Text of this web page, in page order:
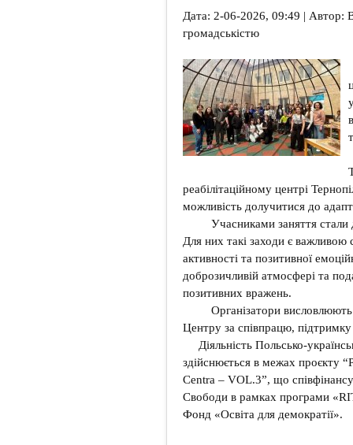
Дата: 2-06-2026, 09:49 | Автор:
громадськістю
реабілітаційному центрі
можливість долучитися до
Учасниками заняття стали
Для них такі заходи є важливою
активності та позитивної
доброзичливій атмосфері та
позитивних вражень.
Організатори висловлюють
Центру за співпрацю,
Діяльність Польсько-
здійснюється в межах проєкту
Centra – VOL.3”, що
Свободи в рамках програми
Фонд «Освіта для демократії».